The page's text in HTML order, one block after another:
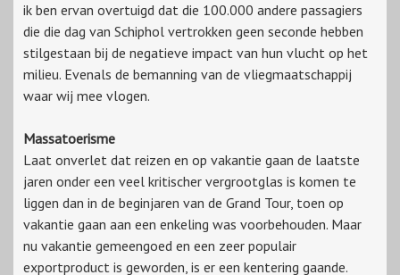
ik ben ervan overtuigd dat die 100.000 andere passagiers
die die dag van Schiphol vertrokken geen seconde hebben
stilgestaan bij de negatieve impact van hun vlucht op het
milieu. Evenals de bemanning van de vliegmaatschappij
waar wij mee vlogen.
Massatoerisme
Laat onverlet dat reizen en op vakantie gaan de laatste
jaren onder een veel kritischer vergrootglas is komen te
liggen dan in de beginjaren van de Grand Tour, toen op
vakantie gaan aan een enkeling was voorbehouden. Maar
nu vakantie gemeengoed en een zeer populair
exportproduct is geworden, is er een kentering gaande.